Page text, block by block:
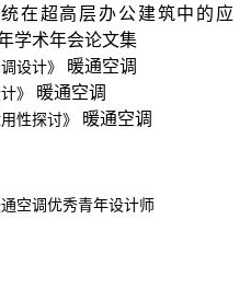
在超高层办公建筑中的应
学术年会论文集
设计》 暖通空调
》 暖通空调
性探讨》 暖通空调
空调优秀青年设计师